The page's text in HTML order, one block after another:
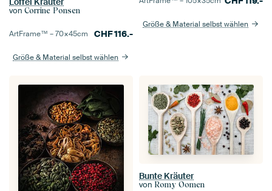
von Corrine Ponsen
ArtFrame™ –70×45cm CHF116.-
Größe & Material selbst wählen
Größe & Material selbst wählen
Bunte Kräuter
von Romy Oomen